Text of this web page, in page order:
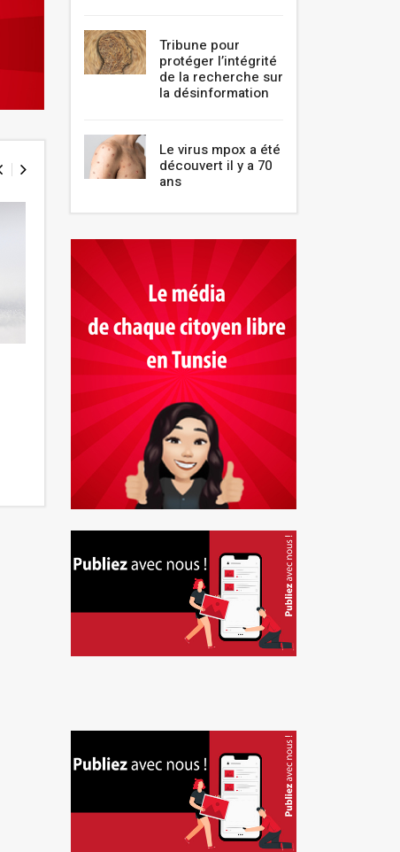
Les personnes âgées
embarquent de nouveaux aux
centres de vaccination
Novembre 2021
Tribune pour
protéger l’intégrité
de la recherche sur
la désinformation
Le virus mpox a été
découvert il y a 70
ans